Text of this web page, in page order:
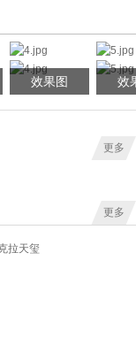
效果图 效
更多
更多